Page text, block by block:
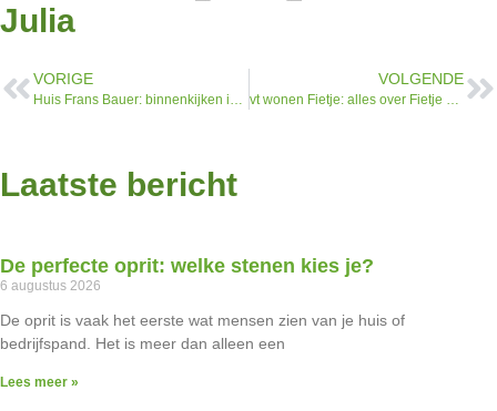
Julia
VORIGE
Huis Frans Bauer: binnenkijken in zijn villa in Brabant
VOLGENDE
vt wonen Fietje: alles over Fietje Bruijn en haar makeovers
Laatste bericht
De perfecte oprit: welke stenen kies je?
6 augustus 2026
De oprit is vaak het eerste wat mensen zien van je huis of
bedrijfspand. Het is meer dan alleen een
Lees meer »